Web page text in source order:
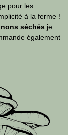
pour les
à la ferme !
séchés je
également